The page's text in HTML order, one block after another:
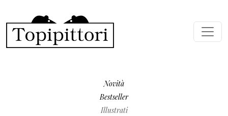
Novità
Bestseller
Illustrati